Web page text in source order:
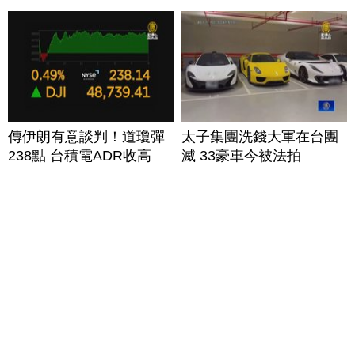
傳伊朗有意談判！道瓊彈
238點 台積電ADR收高
太子集團洗錢大軍在台團
滅 33豪車今被法拍